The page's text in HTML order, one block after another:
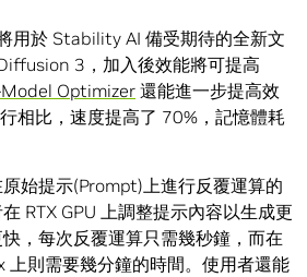
用於 Stability AI 備受期待的全新文
3，加入後效能將可提高
Model Optimizer 還能進一步提高效
相比，速度提高了 70%，記憶體耗
始提示(Prompt)上進行反覆運算的
RTX GPU 上調整提示內容以生成更
，每次反覆運算只需幾秒鐘，而在
則需要幾分鐘的時間。使用者還能